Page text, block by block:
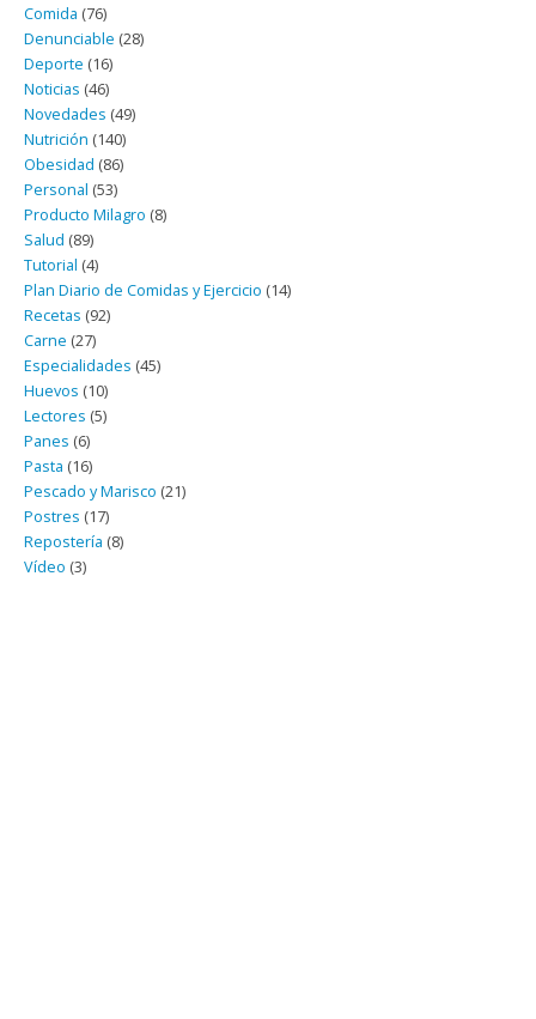
Comida (76)
Denunciable (28)
Deporte (16)
Noticias (46)
Novedades (49)
Nutrición (140)
Obesidad (86)
Personal (53)
Producto Milagro (8)
Salud (89)
Tutorial (4)
Plan Diario de Comidas y Ejercicio (14)
Recetas (92)
Carne (27)
Especialidades (45)
Huevos (10)
Lectores (5)
Panes (6)
Pasta (16)
Pescado y Marisco (21)
Postres (17)
Repostería (8)
Vídeo (3)